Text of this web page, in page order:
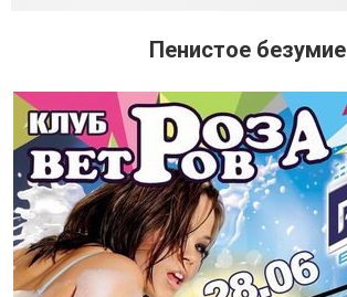
Пенистое безумие